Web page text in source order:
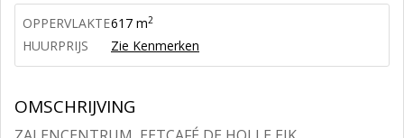
OPPERVLAKTE617 m2
HUURPRIJS Zie Kenmerken
OMSCHRIJVING